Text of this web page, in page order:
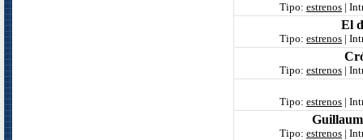
Tipo: estrenos |
El
Tipo: estrenos |
Tipo: estrenos |
Tipo: estrenos |
Tipo: estrenos |